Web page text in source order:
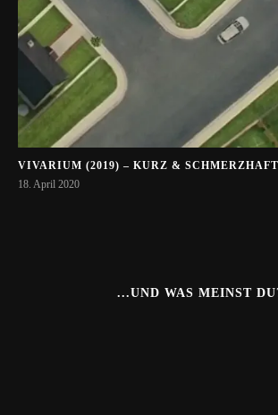
VIVARIUM (2019) – KURZ & SCHMERZHAFT
18. April 2020
...UND WAS MEINST